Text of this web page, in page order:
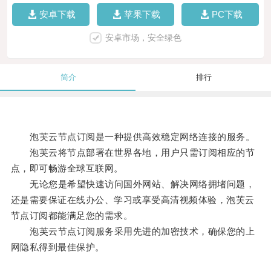
安卓下载 苹果下载 PC下载
安卓市场，安全绿色
简介 排行
泡芙云节点订阅是一种提供高效稳定网络连接的服务。
泡芙云将节点部署在世界各地，用户只需订阅相应的节
点，即可畅游全球互联网。
无论您是希望快速访问国外网站、解决网络拥堵问题，
还是需要保证在线办公、学习或享受高清视频体验，泡芙云
节点订阅都能满足您的需求。
泡芙云节点订阅服务采用先进的加密技术，确保您的上
网隐私得到最佳保护。